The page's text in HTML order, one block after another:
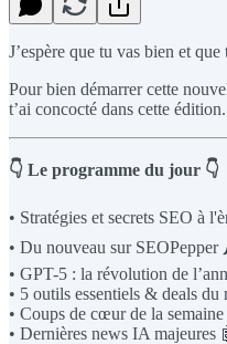
J’espère que tu vas bien et
Pour bien démarrer cette
t’ai concocté dans cette édition.
👇 Le programme du jour 👇
• Stratégies et secrets SEO à
• Du nouveau sur SEOPepper
• GPT-5 : la révolution de
• 5 outils essentiels & deals du
• Coups de cœur de la semaine
• Dernières news IA majeures